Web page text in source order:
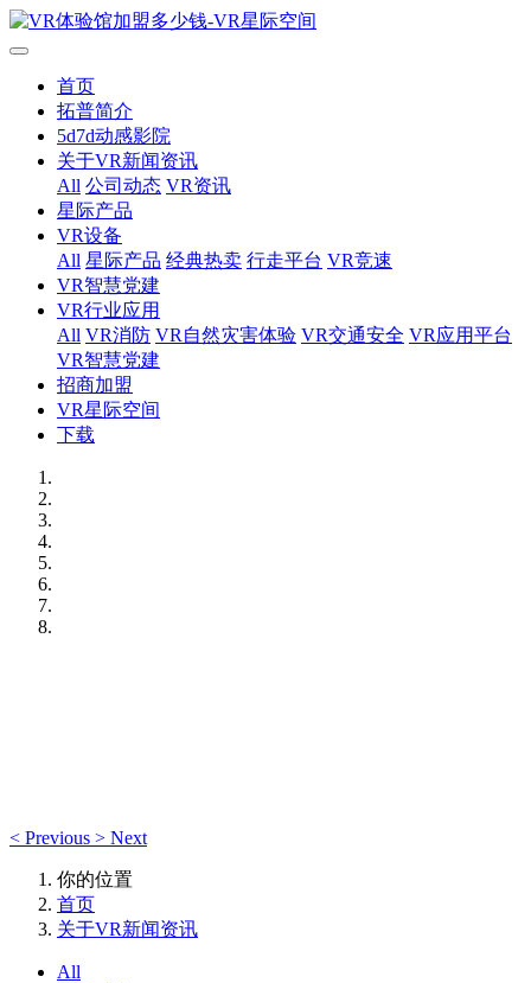
首页
拓普简介
5d7d动感影院
关于VR新闻资讯
All 公司动态 VR资讯
星际产品
VR设备
All 星际产品 经典热卖 行走平台 VR竞速
VR智慧党建
VR行业应用
All VR消防 VR自然灾害体验 VR交通安全 VR应用平台
VR智慧党建
招商加盟
VR星际空间
下载
< Previous > Next
你的位置
首页
关于VR新闻资讯
All